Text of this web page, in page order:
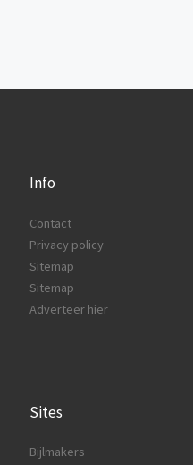
Info
Contact
Privacy policy
Sitemap
Sitemap
Adverteer hier
Sites
Bijlmakers